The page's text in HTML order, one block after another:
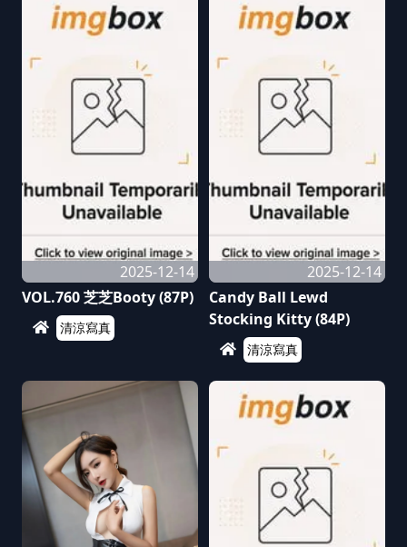
2025-12-14
VOL.760 芝芝Booty (87P)
清涼寫真
2025-12-14
Candy Ball Lewd
Stocking Kitty (84P)
清涼寫真